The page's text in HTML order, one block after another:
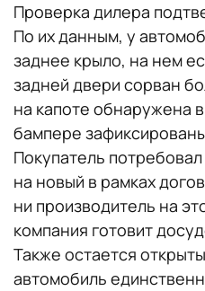
Проверка дилера
По их данным, у
заднее крыло, на нем
задней двери сорван
на капоте обнаружена
бампере
Покупатель
на новый в рамках
ни производитель на
компания готовит
Также остается
автомобиль